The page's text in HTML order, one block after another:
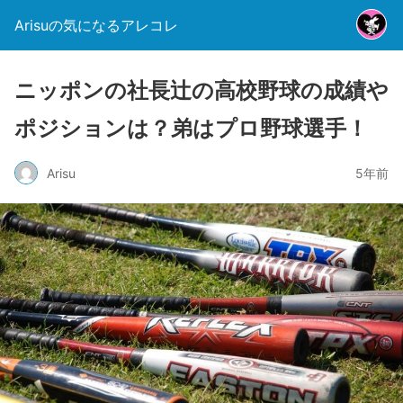
Arisuの気になるアレコレ
ニッポンの社長辻の高校野球の成績や
ポジションは？弟はプロ野球選手！
Arisu 5年前